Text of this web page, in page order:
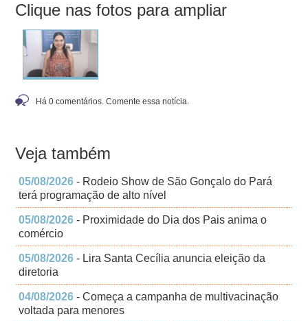
Clique nas fotos para ampliar
Há 0 comentários. Comente essa notícia.
Veja também
05/08/2026 - Rodeio Show de São Gonçalo do Pará
terá programação de alto nível
05/08/2026 - Proximidade do Dia dos Pais anima o
comércio
05/08/2026 - Lira Santa Cecília anuncia eleição da
diretoria
04/08/2026 - Começa a campanha de multivacinação
voltada para menores